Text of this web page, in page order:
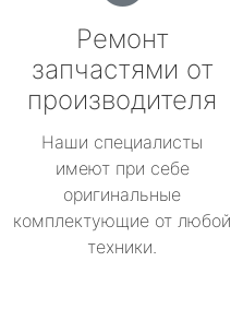
Ремонт
запчастями от
производителя
Наши специалисты
имеют при себе
оригинальные
комплектующие от любой
техники.